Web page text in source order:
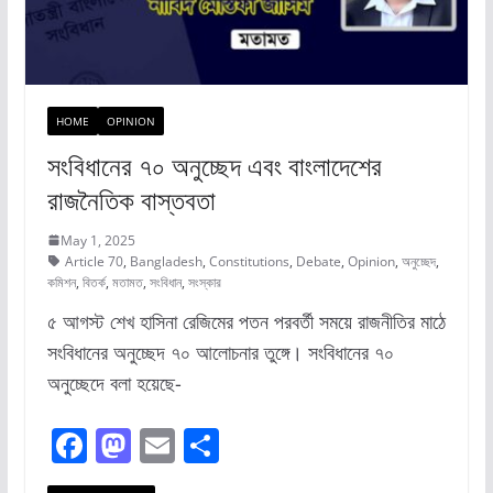
HOME OPINION
সংবিধানের ৭০ অনুচ্ছেদ এবং বাংলাদেশের
রাজনৈতিক বাস্তবতা
May 1, 2025
Article 70, Bangladesh, Constitutions, Debate, Opinion, অনুচ্ছেদ,
কমিশন, বিতর্ক, মতামত, সংবিধান, সংস্কার
৫ আগস্ট শেখ হাসিনা রেজিমের পতন পরবর্তী সময়ে রাজনীতির মাঠে
সংবিধানের অনুচ্ছেদ ৭০ আলোচনার তুঙ্গে। সংবিধানের ৭০
অনুচ্ছেদে বলা হয়েছে-
F
a
M
a
E S